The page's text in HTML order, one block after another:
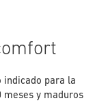
indicado para la
meses y maduros